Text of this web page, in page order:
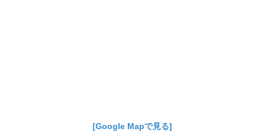
[Google Mapで見る]